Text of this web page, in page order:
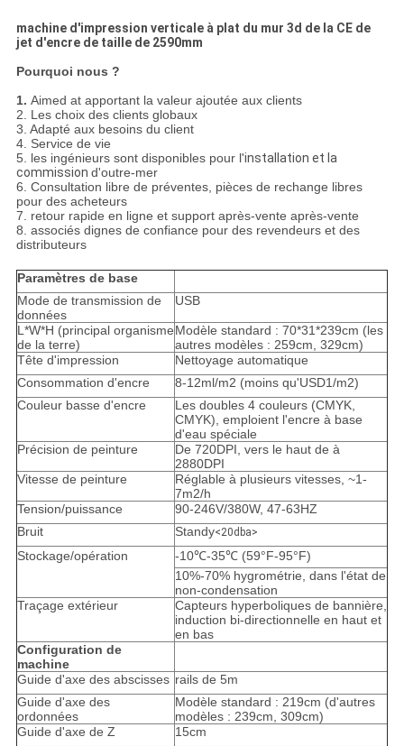
machine d'impression verticale à plat du mur 3d de la CE de
jet d'encre de taille de 2590mm
Pourquoi nous ?
1. Aimed at apportant la valeur ajoutée aux clients
2. Les choix des clients globaux
3. Adapté aux besoins du client
4. Service de vie
5. les ingénieurs sont disponibles pour l'installation et la
commission d'outre-mer
6. Consultation libre de préventes, pièces de rechange libres
pour des acheteurs
7. retour rapide en ligne et support après-vente après-vente
8. associés dignes de confiance pour des revendeurs et des
distributeurs
Paramètres de base
Mode de transmission de
données
USB
L*W*H (principal organisme
de la terre)
Modèle standard : 70*31*239cm (les
autres modèles : 259cm, 329cm)
Tête d'impression
Nettoyage automatique
Consommation d'encre
8-12ml/m2 (moins qu'USD1/m2)
Couleur basse d'encre
Les doubles 4 couleurs (CMYK,
CMYK), emploient l'encre à base
d'eau spéciale
Précision de peinture
De 720DPI, vers le haut de à
2880DPI
Vitesse de peinture
Réglable à plusieurs vitesses, ~1-
7m2/h
Tension/puissance
90-246V/380W, 47-63HZ
Bruit
Standy<20dba>
Stockage/opération -10℃-35℃ (59°F-95°F)
10%-70% hygrométrie, dans l'état de
non-condensation
Traçage extérieur
Capteurs hyperboliques de bannière,
induction bi-directionnelle en haut et
en bas
Configuration de
machine
Guide d'axe des abscisses rails de 5m
Guide d'axe des
ordonnées
Modèle standard : 219cm (d'autres
modèles : 239cm, 309cm)
Guide d'axe de Z
15cm